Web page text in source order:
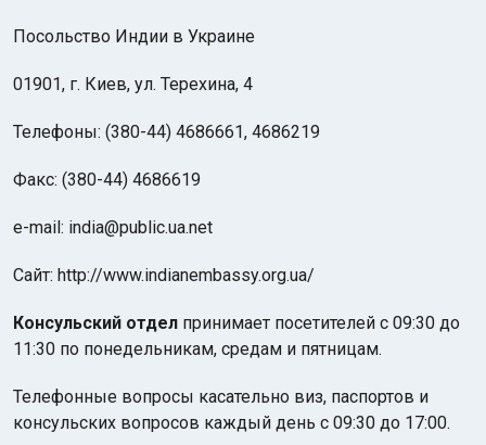
Посольство Индии в Украине
01901, г. Киев, ул. Терехина, 4
Телефоны: (380-44) 4686661, 4686219
Факс: (380-44) 4686619
e-mail: india@public.ua.net
Сайт: http://www.indianembassy.org.ua/
Консульский отдел принимает посетителей с 09:30 до
11:30 по понедельникам, средам и пятницам.
Телефонные вопросы касательно виз, паспортов и
консульских вопросов каждый день с 09:30 до 17:00.